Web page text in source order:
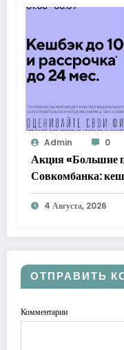
Admin 0
Акция «Большие
Совкомбанка:
до 24 месяцев с
4 Августа, 2026
ОТПРАВИТЬ
Комментарии